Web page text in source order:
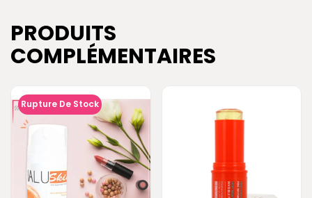
PRODUITS
COMPLÉMENTAIRES
Rupture De Stock